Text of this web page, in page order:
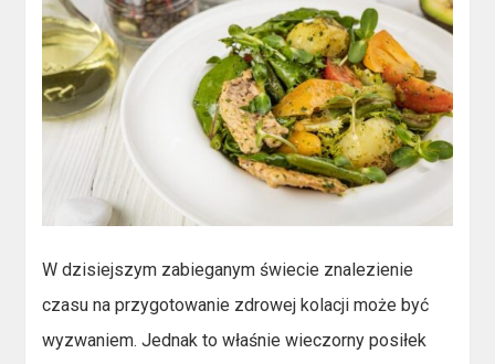
W dzisiejszym zabieganym świecie znalezienie
czasu na przygotowanie zdrowej kolacji może być
wyzwaniem. Jednak to właśnie wieczorny posiłek